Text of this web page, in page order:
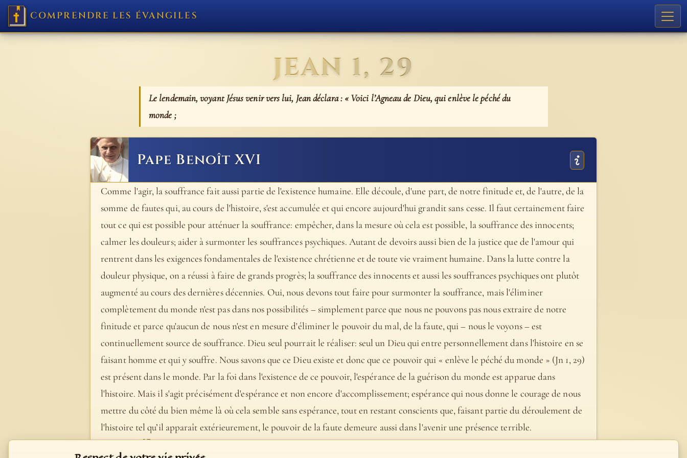
COMPRENDRE LES ÉVANGILES
JEAN 1, 29
Le lendemain, voyant Jésus venir vers lui, Jean déclara : « Voici l’Agneau de Dieu, qui enlève le péché du
monde ;
Pape Benoît XVI
Comme l'agir, la souffrance fait aussi partie de l'existence humaine. Elle découle, d'une part, de notre finitude et, de l'autre, de la
somme de fautes qui, au cours de l'histoire, s'est accumulée et qui encore aujourd'hui grandit sans cesse. Il faut certainement faire
tout ce qui est possible pour atténuer la souffrance: empêcher, dans la mesure où cela est possible, la souffrance des innocents;
calmer les douleurs; aider à surmonter les souffrances psychiques. Autant de devoirs aussi bien de la justice que de l'amour qui
rentrent dans les exigences fondamentales de l'existence chrétienne et de toute vie vraiment humaine. Dans la lutte contre la
douleur physique, on a réussi à faire de grands progrès; la souffrance des innocents et aussi les souffrances psychiques ont plutôt
augmenté au cours des dernières décennies. Oui, nous devons tout faire pour surmonter la souffrance, mais l'éliminer
complètement du monde n'est pas dans nos possibilités – simplement parce que nous ne pouvons pas nous extraire de notre
finitude et parce qu'aucun de nous n'est en mesure d'éliminer le pouvoir du mal, de la faute, qui – nous le voyons – est
continuellement source de souffrance. Dieu seul pourrait le réaliser: seul un Dieu qui entre personnellement dans l'histoire en se
faisant homme et qui y souffre. Nous savons que ce Dieu existe et donc que ce pouvoir qui « enlève le péché du monde » (Jn 1, 29)
est présent dans le monde. Par la foi dans l'existence de ce pouvoir, l'espérance de la guérison du monde est apparue dans
l'histoire. Mais il s'agit précisément d'espérance et non encore d'accomplissement; espérance qui nous donne le courage de nous
mettre du côté du bien même là où cela semble sans espérance, tout en restant conscients que, faisant partie du déroulement de
l'histoire tel qu’il apparaît extérieurement, le pouvoir de la faute demeure aussi dans l'avenir une présence terrible.